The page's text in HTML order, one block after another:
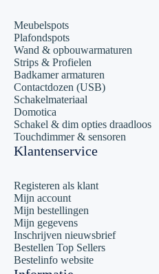
Meubelspots
Plafondspots
Wand & opbouwarmaturen
Strips & Profielen
Badkamer armaturen
Contactdozen (USB)
Schakelmateriaal
Domotica
Schakel & dim opties draadloos
Touchdimmer & sensoren
Klantenservice
Registeren als klant
Mijn account
Mijn bestellingen
Mijn gegevens
Inschrijven nieuwsbrief
Bestellen Top Sellers
Bestelinfo website